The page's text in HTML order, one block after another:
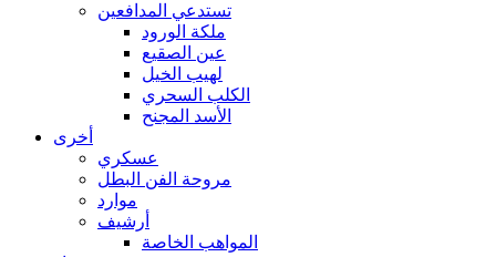
تستدعي المدافعين
ملكة الورود
عين الصقيع
لهيب الخيل
الكلب السحري
الأسد المجنح
أخرى
عسكري
مروحة الفن البطل
موارد
أرشيف
المواهب الخاصة